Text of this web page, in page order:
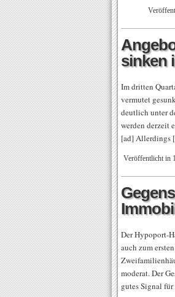
sinken
Im dritten
vermutet
deutlich unter
werden derzeit
[ad]
Veröffentlicht in
Der Hypoport-
auch zum
moderat. Der
gutes Signal